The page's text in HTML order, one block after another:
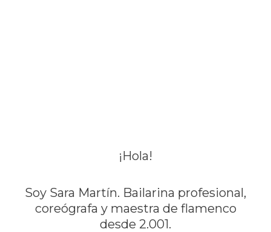
¡Hola!
Soy Sara Martín. Bailarina profesional,
coreógrafa y maestra de flamenco
desde 2.001.